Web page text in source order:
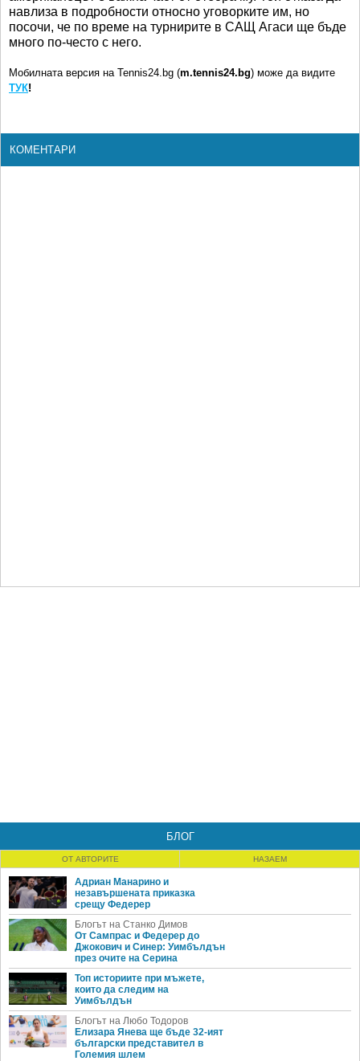
навлиза в подробности относно уговорките им, но
посочи, че по време на турнирите в САЩ Агаси ще бъде
много по-често с него.
Мобилната версия на Tennis24.bg (m.tennis24.bg) може да видите
ТУК!
КОМЕНТАРИ
БЛОГ
ОТ АВТОРИТЕ НАЗАЕМ
Адриан Манарино и
незавършената приказка
срещу Федерер
Блогът на Станко Димов
От Сампрас и Федерер до
Джокович и Синер: Уимбълдън
през очите на Серина
Топ историите при мъжете,
които да следим на
Уимбълдън
Блогът на Любо Тодоров
Елизара Янева ще бъде 32-ият
български представител в
Големия шлем